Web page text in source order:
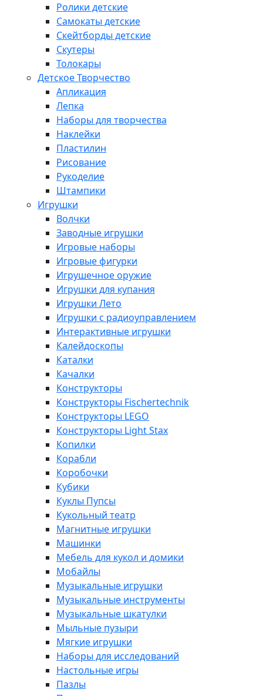
Ролики детские
Самокаты детские
Скейтборды детские
Скутеры
Толокары
Детское Творчество
Апликация
Лепка
Наборы для творчества
Наклейки
Пластилин
Рисование
Рукоделие
Штампики
Игрушки
Волчки
Заводные игрушки
Игровые наборы
Игровые фигурки
Игрушечное оружие
Игрушки для купания
Игрушки Лето
Игрушки с радиоуправлением
Интерактивные игрушки
Калейдоскопы
Каталки
Качалки
Конструкторы
Конструкторы Fisсhertechnik
Конструкторы LEGO
Конструкторы Light Stax
Копилки
Корабли
Коробочки
Кубики
Куклы Пупсы
Кукольный театр
Магнитные игрушки
Машинки
Мебель для кукол и домики
Мобайлы
Музыкальные игрушки
Музыкальные инструменты
Музыкальные шкатулки
Мыльные пузыри
Мягкие игрушки
Наборы для исследований
Настольные игры
Пазлы